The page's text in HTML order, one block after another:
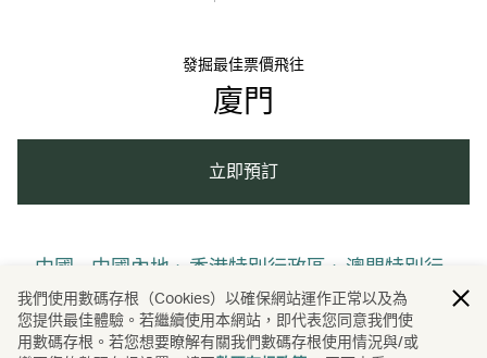
發掘最佳票價飛往
廈門
立即預訂
中國 - 中國內地、香港特別行政區、澳門特別行
政區及台灣地區
/ 中國內地 / 廈門 / 旅遊 / 酒店及度假村
我們使用數碼存根（Cookies）以確保網站運作正常以及為
您提供最佳體驗。若繼續使用本網站，即代表您同意我們使
用數碼存根。若您想要瞭解有關我們數碼存根使用情況與/或